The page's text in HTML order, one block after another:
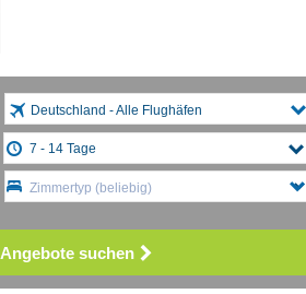
Deutschland - Alle Flughäfen
Zimmertyp (beliebig)
Angebote suchen